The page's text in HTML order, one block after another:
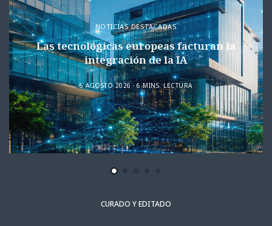
NOTICIAS DESTACADAS
Las tecnológicas europeas facturan la
integración de la IA
6 AGOSTO 2026 6 MINS. LECTURA
CURADO Y EDITADO